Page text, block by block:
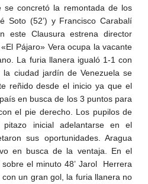
se concretó la remontada de los
Soto (52’) y Francisco Carabalí
este Clausura estrena director
Pájaro» Vera ocupa la vacante
La furia llanera igualó 1-1 con
ciudad jardín de Venezuela se
reñido desde el inicio ya que el
en busca de los 3 puntos para
el pie derecho. Los pupilos de
inicial adelantarse en el
sus oportunidades. Aragua
en busca de la ventaja. En el
el minuto 48’ Jarol Herrera
un gran gol, la furia llanera no